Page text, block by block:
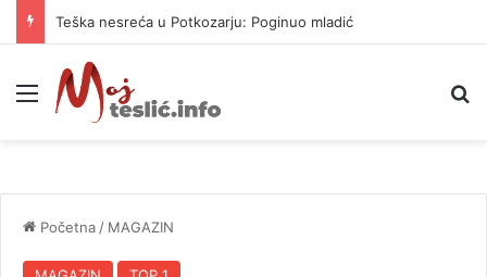
Teška nesreća u Potkozarju: Poginuo mladić
Meni
Početna / MAGAZIN